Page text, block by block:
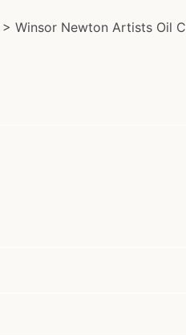
Winsor Newton Artists Oil